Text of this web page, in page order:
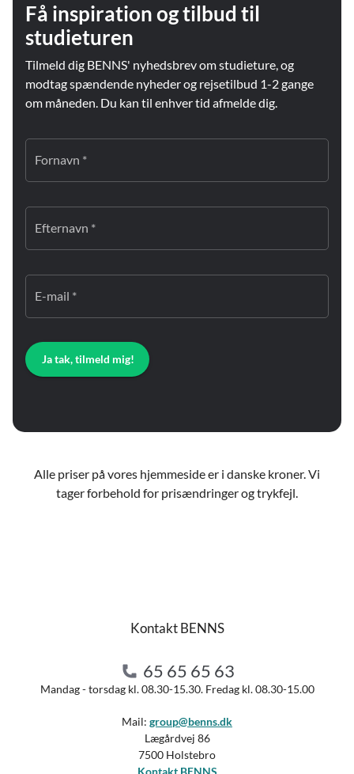
Få inspiration og tilbud til
studieturen
Tilmeld dig BENNS' nyhedsbrev om studieture, og
modtag spændende nyheder og rejsetilbud 1-2 gange
om måneden. Du kan til enhver tid afmelde dig.
Fornavn *
Efternavn *
E-mail *
Ja tak, tilmeld mig!
Alle priser på vores hjemmeside er i danske kroner. Vi
tager forbehold for prisændringer og trykfejl.
Kontakt BENNS
65 65 65 63
Mandag - torsdag kl. 08.30-15.30. Fredag kl. 08.30-15.00
Mail: group@benns.dk
Lægårdvej 86
7500 Holstebro
Kontakt BENNS